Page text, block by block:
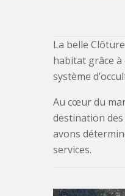
La belle
habitat grâce
système
Au cœur du
destination
avons
services.